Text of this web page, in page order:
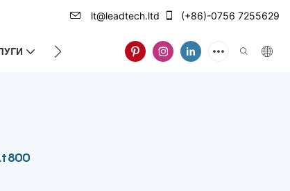
lt@leadtech.ltd (+86)-0756 7255629
ЗА НАС